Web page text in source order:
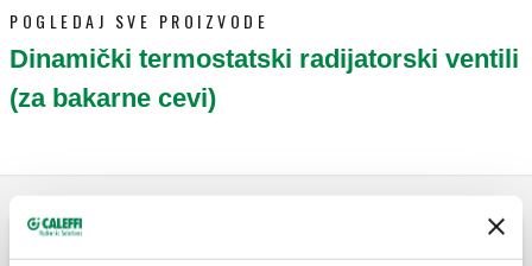
POGLEDAJ SVE PROIZVODE
Dinamički termostatski radijatorski ventili
(za bakarne cevi)
DYNAMICAL, Ugaoni dinamički